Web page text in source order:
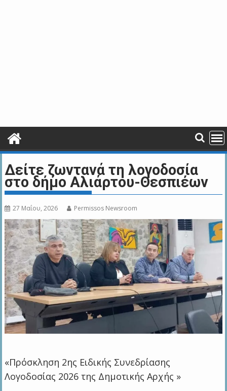
Δείτε ζωντανά τη λογοδοσία
στο δήμο Αλιάρτου-Θεσπιέων
27 Μαΐου, 2026 Permissos Newsroom
«Πρόσκληση 2ης Ειδικής Συνεδρίασης
Λογοδοσίας 2026 της Δημοτικής Αρχής »